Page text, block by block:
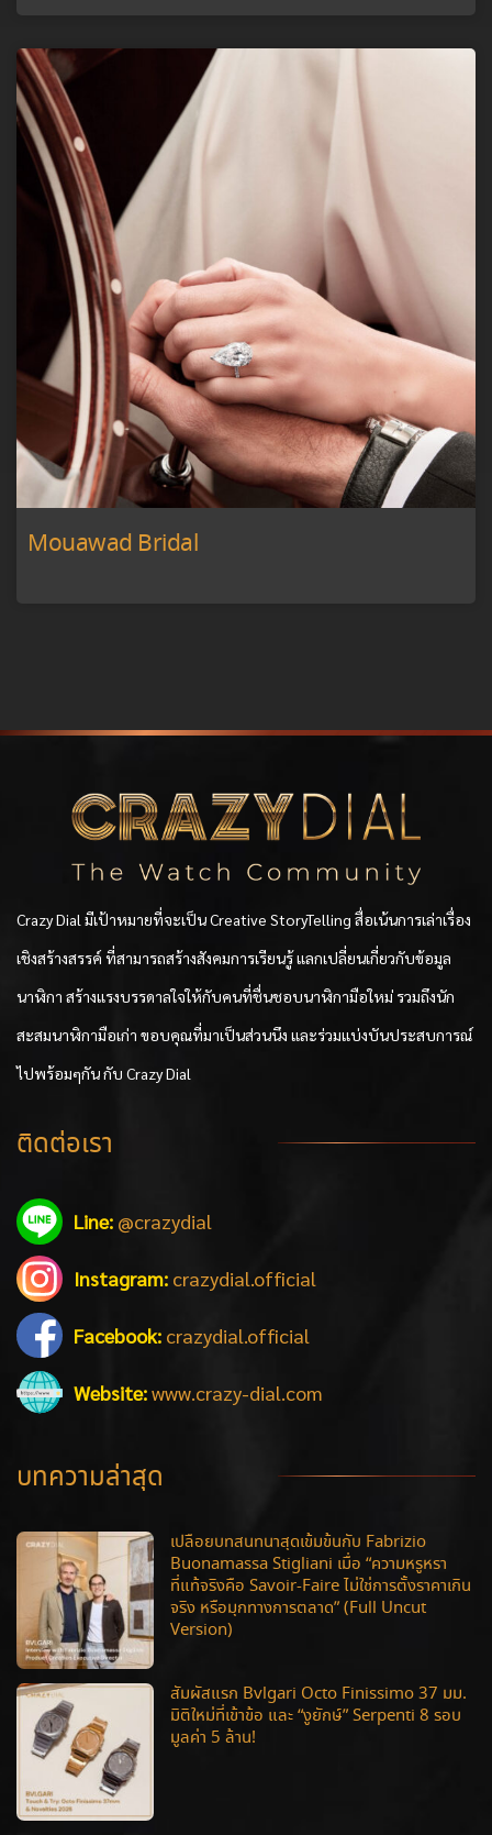
Mouawad Bridal
Crazy Dial มีเป้าหมายที่จะเป็น Creative StoryTelling สื่อเน้นการเล่าเรื่อง
เชิงสร้างสรรค์ ที่สามารถสร้างสังคมการเรียนรู้ แลกเปลี่ยนเกี่ยวกับข้อมูล
นาฬิกา สร้างแรงบรรดาลใจให้กับคนที่ชื่นชอบนาฬิกามือใหม่ รวมถึงนัก
สะสมนาฬิกามือเก่า ขอบคุณที่มาเป็นส่วนนึง และร่วมแบ่งบันประสบการณ์
ไปพร้อมๆกัน กับ Crazy Dial
ติดต่อเรา
Line: @crazydial
Instagram: crazydial.official
Facebook: crazydial.official
Website:www.crazy-dial.com
บทความล่าสุด
เปลือยบทสนทนาสุดเข้มข้นกับ Fabrizio
Buonamassa Stigliani เมื่อ “ความหรูหรา
ที่แท้จริงคือ Savoir-Faire ไม่ใช่การตั้งราคาเกิน
จริง หรือมุกทางการตลาด” (Full Uncut
Version)
สัมผัสแรก Bvlgari Octo Finissimo 37 มม.
มิติใหม่ที่เข้าข้อ และ “งูยักษ์” Serpenti 8 รอบ
มูลค่า 5 ล้าน!